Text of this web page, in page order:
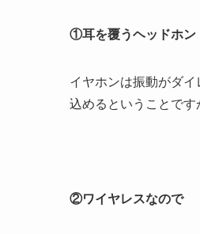
①耳を覆うヘッドホン
イヤホンは振動がダ
込めるということです
②ワイヤレスなので